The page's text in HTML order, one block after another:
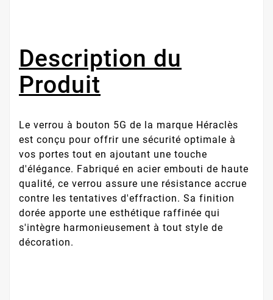
Description du
Produit
Le verrou à bouton 5G de la marque Héraclès
est conçu pour offrir une sécurité optimale à
vos portes tout en ajoutant une touche
d'élégance. Fabriqué en acier embouti de haute
qualité, ce verrou assure une résistance accrue
contre les tentatives d'effraction. Sa finition
dorée apporte une esthétique raffinée qui
s'intègre harmonieusement à tout style de
décoration.